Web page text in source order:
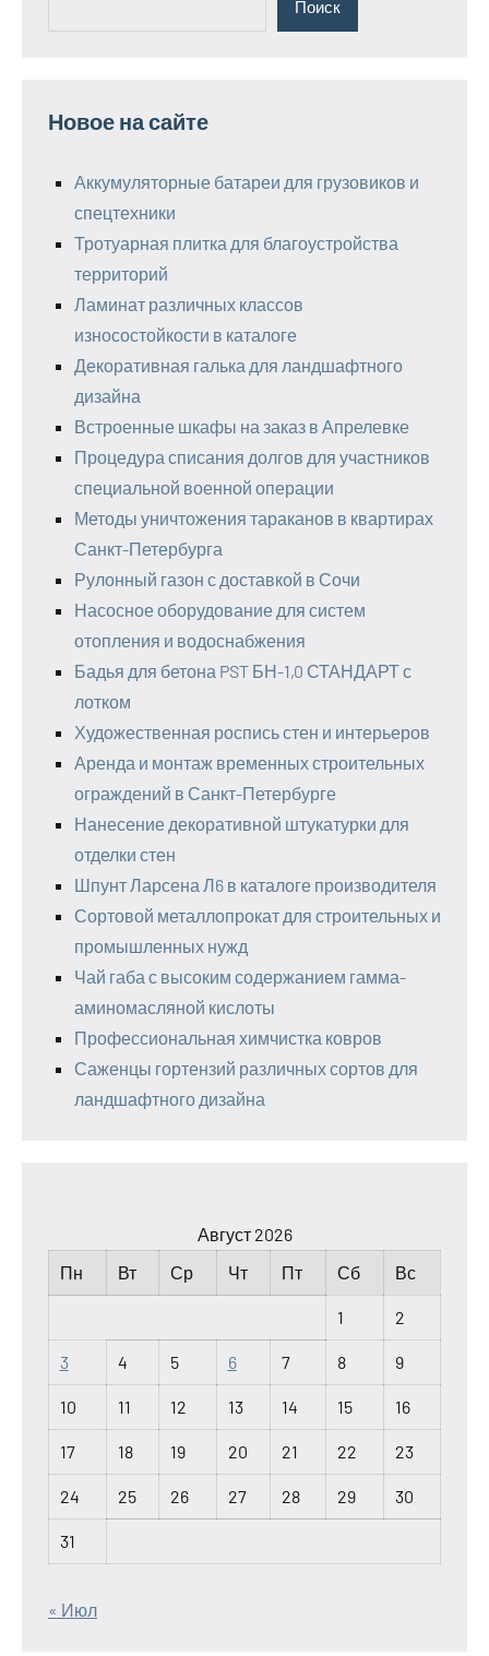
Поиск
Новое на сайте
Аккумуляторные батареи для грузовиков и
спецтехники
Тротуарная плитка для благоустройства
территорий
Ламинат различных классов
износостойкости в каталоге
Декоративная галька для ландшафтного
дизайна
Встроенные шкафы на заказ в Апрелевке
Процедура списания долгов для участников
специальной военной операции
Методы уничтожения тараканов в квартирах
Санкт-Петербурга
Рулонный газон с доставкой в Сочи
Насосное оборудование для систем
отопления и водоснабжения
Бадья для бетона PST БН-1,0 СТАНДАРТ с
лотком
Художественная роспись стен и интерьеров
Аренда и монтаж временных строительных
ограждений в Санкт-Петербурге
Нанесение декоративной штукатурки для
отделки стен
Шпунт Ларсена Л6 в каталоге производителя
Сортовой металлопрокат для строительных и
промышленных нужд
Чай габа с высоким содержанием гамма-
аминомасляной кислоты
Профессиональная химчистка ковров
Саженцы гортензий различных сортов для
ландшафтного дизайна
Август 2026
Пн
Вт Ср Чт Пт Сб Вс
1 2
3 4 5 6 7 8 9
10 11 12 13 14 15 16
17 18 19 20 21 22 23
24 25 26 27 28 29 30
31
« Июл